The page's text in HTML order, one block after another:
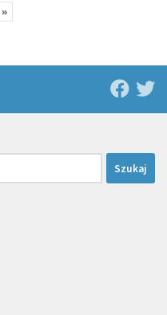
»